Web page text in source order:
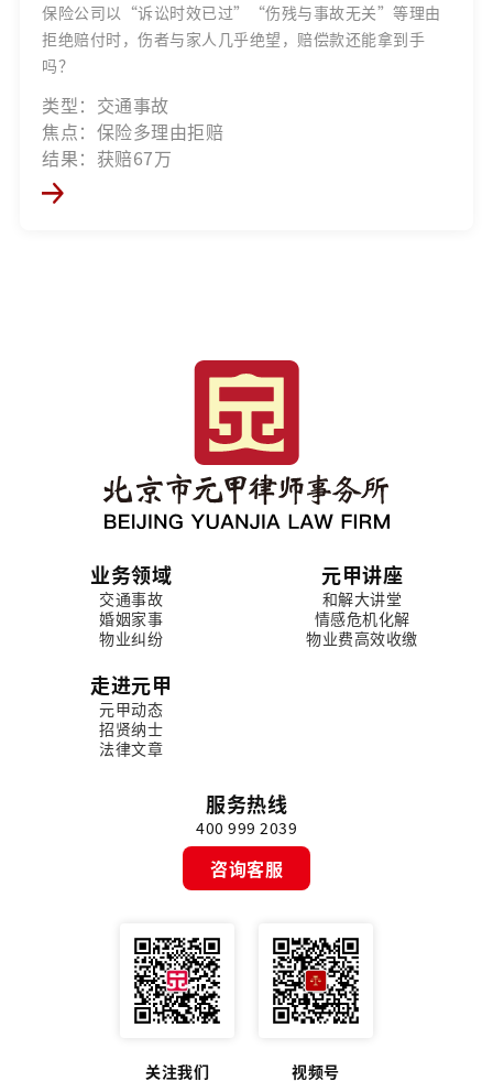
保险公司以“诉讼时效已过”“伤残与事故无关”等理由
拒绝赔付时，伤者与家人几乎绝望，赔偿款还能拿到手
吗？
类型：交通事故
焦点：保险多理由拒赔
结果：获赔67万
业务领域
交通事故
婚姻家事
物业纠纷
元甲讲座
和解大讲堂
情感危机化解
物业费高效收缴
走进元甲
元甲动态
招贤纳士
法律文章
服务热线
400 999 2039
咨询客服
关注我们 视频号